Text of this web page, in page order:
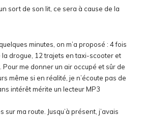
sort de son lit, ce sera à cause de la
minutes, on m’a proposé : 4 fois
la drogue, 12 trajets en taxi-scooter et
Pour me donner un air occupé et sûr de
même si en réalité, je n’écoute pas de
intérêt mérite un lecteur MP3
ma route. Jusqu’à présent, j’avais